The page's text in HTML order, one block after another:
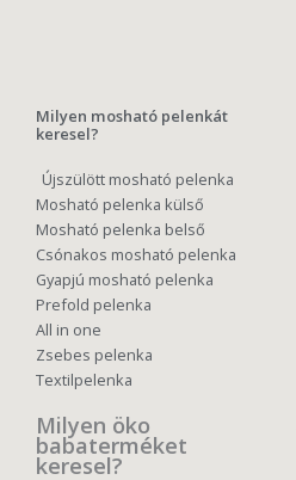
Milyen mosható pelenkát
keresel?
Újszülött mosható pelenka
Mosható pelenka külső
Mosható pelenka belső
Csónakos mosható pelenka
Gyapjú mosható pelenka
Prefold pelenka
All in one
Zsebes pelenka
Textilpelenka
Milyen öko
babaterméket
keresel?